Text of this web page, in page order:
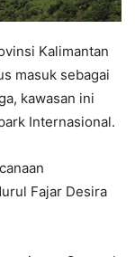
Kalimantan
masuk sebagai
kawasan ini
Internasional.
Fajar Desira